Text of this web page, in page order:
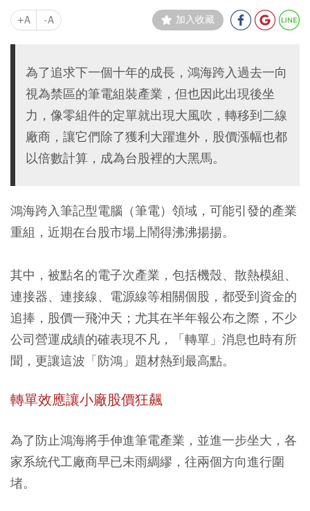
+A -A 加入收藏
為了追求下一個十年的成長，鴻海跨入過去一向
視為禁區的筆電組裝產業，但也因此出現後坐
力，像零組件的定單就出現大風吹，轉移到二線
廠商，讓它們除了獲利大躍進外，股價漲幅也都
以倍數計算，成為台股裡的大黑馬。
鴻海跨入筆記型電腦（筆電）領域，可能引發的產業
重組，近期在台股市場上鬧得沸沸揚揚。
其中，被點名的電子次產業，包括機殼、散熱模組、
連接器、連接線、電源線等相關個股，都受到資金的
追捧，股價一飛沖天；尤其在半年報公布之際，不少
公司營運成績的確表現不凡，「轉單」消息也時有所
聞，更讓這波「防鴻」題材熱到最高點。
轉單效應讓小廠股價狂飆
為了防止鴻海將手伸進筆電產業，並進一步坐大，各
家系統代工廠商早已未雨綢繆，往兩個方向進行圍
堵。